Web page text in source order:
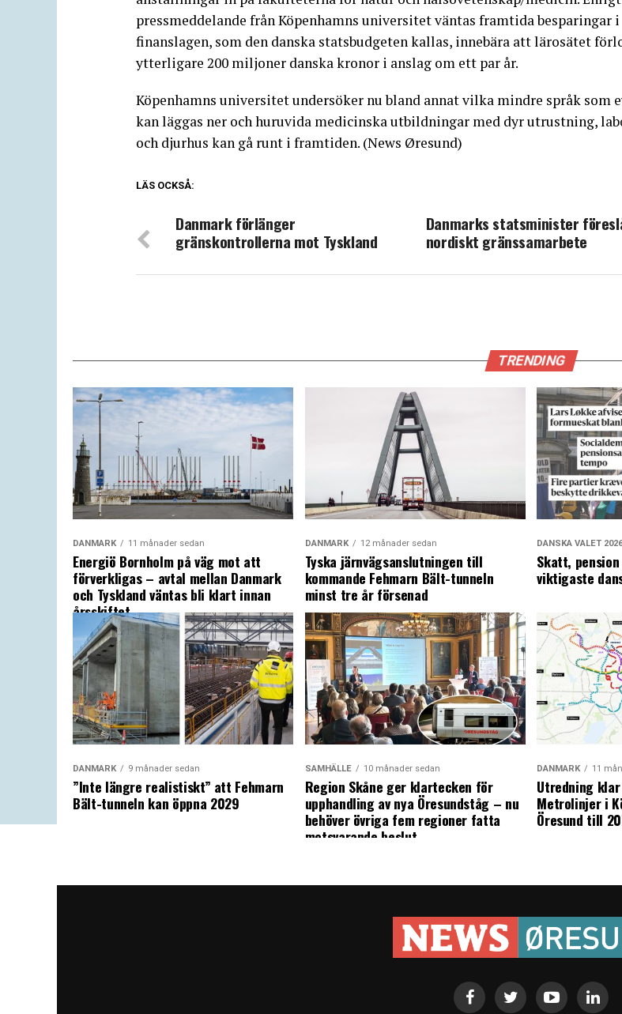
pressmeddelande från Köpenhamns universitet väntas framtida besparingar i
finanslagen, som den danska statsbudgeten kallas, innebära att lärosätet
ytterligare 200 miljoner danska kronor i anslag om ett par år.
Köpenhamns universitet undersöker nu bland annat vilka mindre språk som
kan läggas ner och huruvida medicinska utbildningar med dyr utrustning,
och djurhus kan gå runt i framtiden. (News Øresund)
LÄS OCKSÅ:
Danmarks statsminister
nordiskt gränssamarbete
Danmark förlänger
gränskontrollerna mot Tyskland
TRENDING
DANMARK 11 månader sedan
Energiö Bornholm på väg mot att
förverkligas – avtal mellan Danmark
och Tyskland väntas bli klart innan
årsskiftet
DANMARK 12 månader sedan
Tyska järnvägsanslutningen till
kommande Fehmarn Bält-tunneln
minst tre år försenad
DANSKA VALET
Skatt,
viktigaste
DANMARK 9 månader sedan
”Inte längre realistiskt” att Fehmarn
Bält-tunneln kan öppna 2029
SAMHÄLLE 10 månader sedan
Region Skåne ger klartecken för
upphandling av nya Öresundståg – nu
behöver övriga fem regioner fatta
motsvarande beslut
DANMARK 11
Utredning
Metrolinjer i
Öresund till